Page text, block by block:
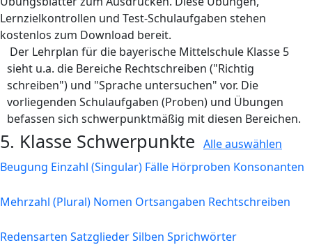
Lernzielkontrollen und Test-Schulaufgaben stehen
kostenlos zum Download bereit.
Der Lehrplan für die bayerische Mittelschule Klasse 5
sieht u.a. die Bereiche Rechtschreiben ("Richtig
schreiben") und "Sprache untersuchen" vor. Die
vorliegenden Schulaufgaben (Proben) und Übungen
befassen sich schwerpunktmäßig mit diesen Bereichen.
5. Klasse Schwerpunkte Alle auswählen
Beugung Einzahl (Singular) Fälle Hörproben Konsonanten
Mehrzahl (Plural) Nomen Ortsangaben Rechtschreiben
Redensarten SatzgliederSilben Sprichwörter